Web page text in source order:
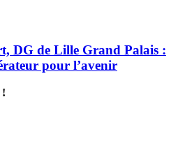
DG de Lille Grand Palais :
pour l’avenir
!